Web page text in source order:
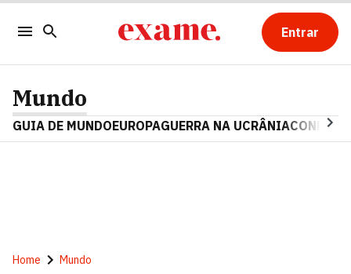
Entrar
Mundo
GUIA DE MUNDOEUROPAGUERRA NA UCRÂNIA
Home Mundo